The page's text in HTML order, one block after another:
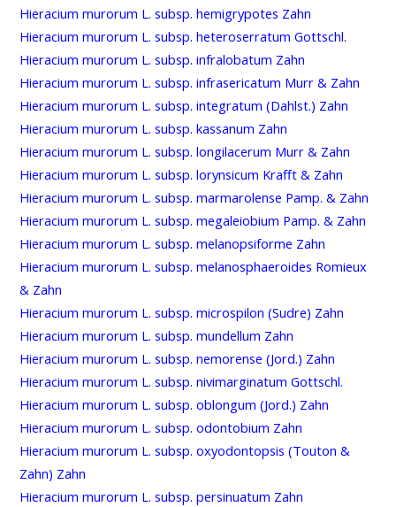
Hieracium murorum L. subsp. hemigrypotes Zahn
Hieracium murorum L. subsp. heteroserratum Gottschl.
Hieracium murorum L. subsp. infralobatum Zahn
Hieracium murorum L. subsp. infrasericatum Murr & Zahn
Hieracium murorum L. subsp. integratum (Dahlst.) Zahn
Hieracium murorum L. subsp. kassanum Zahn
Hieracium murorum L. subsp. longilacerum Murr & Zahn
Hieracium murorum L. subsp. lorynsicum Krafft & Zahn
Hieracium murorum L. subsp. marmarolense Pamp. & Zahn
Hieracium murorum L. subsp. megaleiobium Pamp. & Zahn
Hieracium murorum L. subsp. melanopsiforme Zahn
Hieracium murorum L. subsp. melanosphaeroides Romieux
& Zahn
Hieracium murorum L. subsp. microspilon (Sudre) Zahn
Hieracium murorum L. subsp. mundellum Zahn
Hieracium murorum L. subsp. nemorense (Jord.) Zahn
Hieracium murorum L. subsp. nivimarginatum Gottschl.
Hieracium murorum L. subsp. oblongum (Jord.) Zahn
Hieracium murorum L. subsp. odontobium Zahn
Hieracium murorum L. subsp. oxyodontopsis (Touton &
Zahn) Zahn
Hieracium murorum L. subsp. persinuatum Zahn